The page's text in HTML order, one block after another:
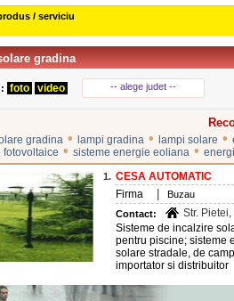
/ serviciu
gradina
foto video -- alege judet --
gradina • lampi gradina • lampi solare •
fotovoltaice • sisteme energie eoliana •
1. CESA AUTOMATIC
Firma
Buzau
Contact:
Str. Pietei,
Sisteme de incalzire
pentru piscine; sisteme
solare stradale, de
importator si distribuitor